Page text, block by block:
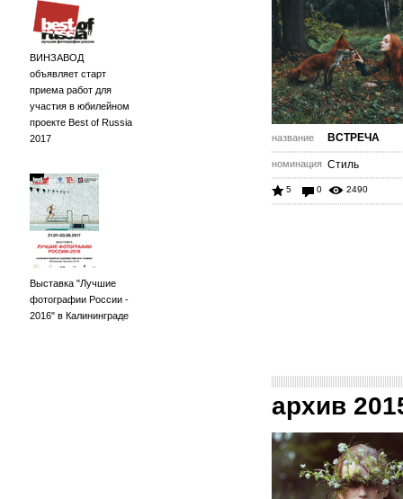
ВИНЗАВОД
объявляет старт
приема работ для
участия в юбилейном
проекте Best of Russia
2017
Выставка "Лучшие
фотографии России -
2016" в Калининграде
название ВСТРЕЧА
номинация Стиль
5 0 2490
архив